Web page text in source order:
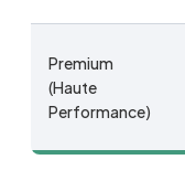
Premium
(Haute
Performance)